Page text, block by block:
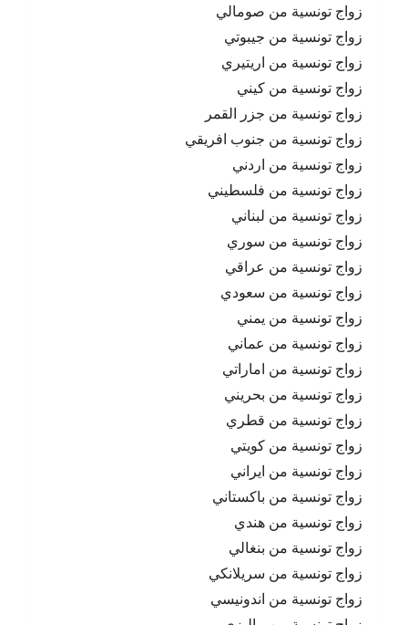
زواج تونسية من صومالي
زواج تونسية من جيبوتي
زواج تونسية من اريتيري
زواج تونسية من كيني
زواج تونسية من جزر القمر
زواج تونسية من جنوب افريقي
زواج تونسية من اردني
زواج تونسية من فلسطيني
زواج تونسية من لبناني
زواج تونسية من سوري
زواج تونسية من عراقي
زواج تونسية من سعودي
زواج تونسية من يمني
زواج تونسية من عماني
زواج تونسية من اماراتي
زواج تونسية من بحريني
زواج تونسية من قطري
زواج تونسية من كويتي
زواج تونسية من ايراني
زواج تونسية من باكستاني
زواج تونسية من هندي
زواج تونسية من بنغالي
زواج تونسية من سريلانكي
زواج تونسية من اندونيسي